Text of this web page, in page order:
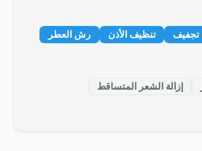
تجفيف تنظيف الأذن رش العطر
إزالة الشعر المتساقط